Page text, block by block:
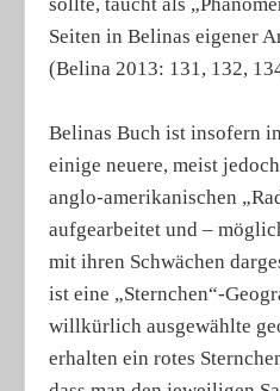
Seiten in Belinas eigener
(Belina 2013: 131, 132,
Belinas Buch ist insofern
einige neuere, meist
anglo-amerikanischen
aufgearbeitet und –
mit ihren Schwächen
ist eine „Sternchen“-
willkürlich ausgewählte
erhalten ein rotes